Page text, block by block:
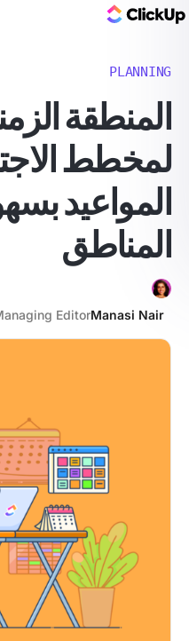
PLANNING
المنطقة
لمخطط
المواعيد
المناطق
Manasi Nair
Editor